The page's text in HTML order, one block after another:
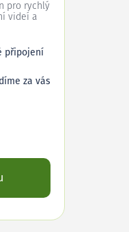
pro rychlý
videí a
připojení
za vás